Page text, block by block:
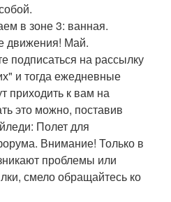
в зоне 3: ванная.
движения! Май.
подписаться на рассылку
и тогда ежедневные
приходить к вам на
это можно, поставив
Полет для
Внимание! Только в
проблемы или
смело обращайтесь ко